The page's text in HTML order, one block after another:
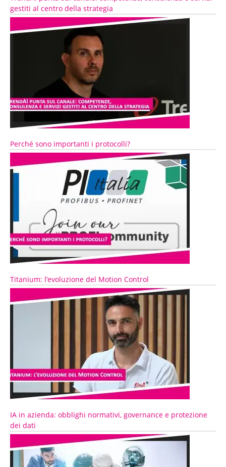
gestiti al centro della strategia
Perché sono importanti i protocolli?
Titanium: l’evoluzione del Motion Control
IA in azienda: obblighi normativi, governance e protezione
dei dati